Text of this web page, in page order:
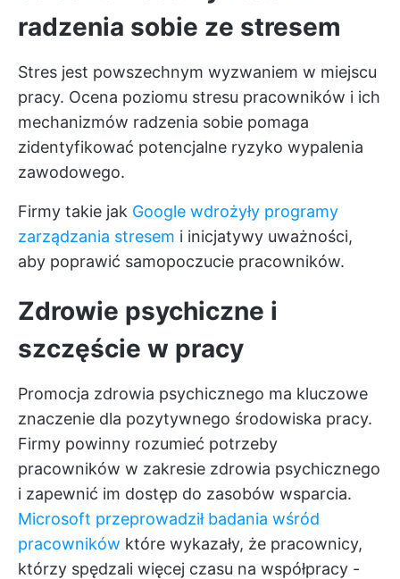
radzenia sobie ze stresem
Stres jest powszechnym wyzwaniem w miejscu
pracy. Ocena poziomu stresu pracowników i ich
mechanizmów radzenia sobie pomaga
zidentyfikować potencjalne ryzyko wypalenia
zawodowego.
Firmy takie jak Google wdrożyły programy
zarządzania stresem i inicjatywy uważności,
aby poprawić samopoczucie pracowników.
Zdrowie psychiczne i
szczęście w pracy
Promocja zdrowia psychicznego ma kluczowe
znaczenie dla pozytywnego środowiska pracy.
Firmy powinny rozumieć potrzeby
pracowników w zakresie zdrowia psychicznego
i zapewnić im dostęp do zasobów wsparcia.
Microsoft przeprowadził badania wśród
pracowników które wykazały, że pracownicy,
którzy spędzali więcej czasu na współpracy -